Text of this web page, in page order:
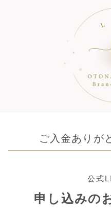
ご入金ありが
公式
申し込みの